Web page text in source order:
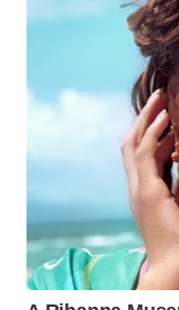
TRAVEL
WAHANANEWS
WAHANANEWS
CO ID